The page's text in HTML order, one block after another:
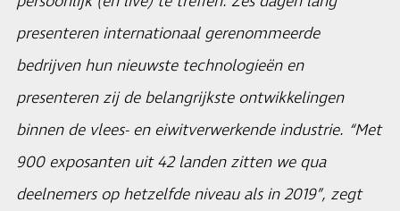
presenteren internationaal gerenommeerde
bedrijven hun nieuwste technologieën en
presenteren zij de belangrijkste ontwikkelingen
binnen de vlees- en eiwitverwerkende industrie. “Met
900 exposanten uit 42 landen zitten we qua
deelnemers op hetzelfde niveau als in 2019”, zegt